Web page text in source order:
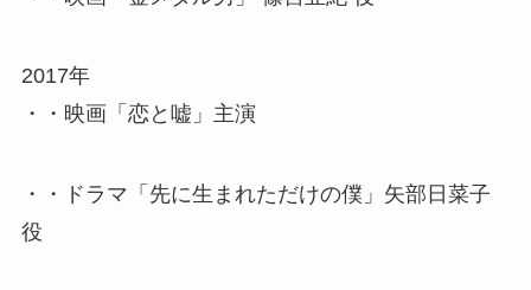
2017年
・・映画「恋と嘘」主演
・・ドラマ「先に生まれただけの僕」矢部日菜子
役